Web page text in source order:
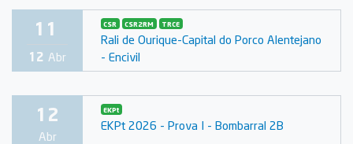
11
12 Abr
CSR CSR2RM TRCE
Rali de Ourique-Capital do Porco Alentejano
- Encivil
12
Abr
EKPt
EKPt 2026 - Prova I - Bombarral 2B